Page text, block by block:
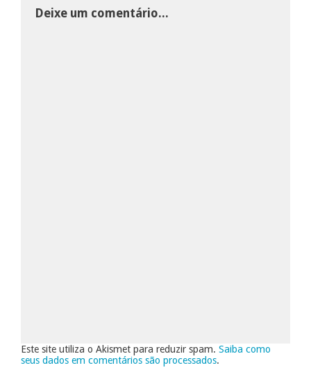
Deixe um comentário...
Este site utiliza o Akismet para reduzir spam. Saiba como
seus dados em comentários são processados.